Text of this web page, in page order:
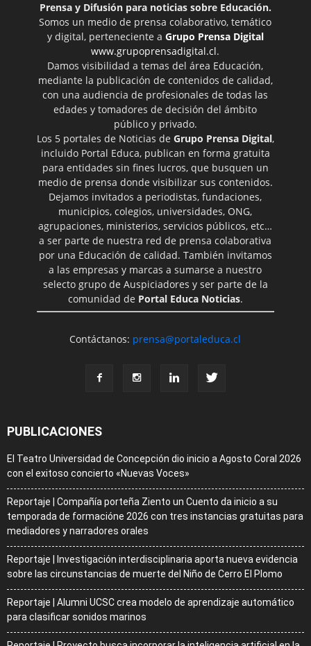
Prensa y Difusión para noticias sobre Educación.
Somos un medio de prensa colaborativo, temático
y digital, perteneciente a Grupo Prensa Digital
www.grupoprensadigital.cl.
Damos visibilidad a temas del área Educación,
mediante la publicación de contenidos de calidad,
con una audiencia de profesionales de todas las
edades y tomadores de decisión del ámbito
público y privado.
Los 5 portales de Noticias de Grupo Prensa Digital,
incluido Portal Educa, publican en forma gratuita
para entidades sin fines lucros, que busquen un
medio de prensa donde visibilizar sus contenidos.
Dejamos invitados a periodistas, fundaciones,
municipios, colegios, universidades, ONG,
agrupaciones, ministerios, servicios públicos, etc…
a ser parte de nuestra red de prensa colaborativa
por una Educación de calidad. También invitamos
a las empresas y marcas a sumarse a nuestro
selecto grupo de Auspiciadores y ser parte de la
comunidad de Portal Educa Noticias.
Contáctanos: prensa@portaleduca.cl
PUBLICACIONES
El Teatro Universidad de Concepción dio inicio a Agosto Coral 2026
con el exitoso concierto «Nuevas Voces»
Reportaje | Compañía porteña Ziento un Cuento da inicio a su
temporada de formacióne 2026 con tres instancias gratuitas para
mediadores y narradores orales
Reportaje | Investigación interdisciplinaria aporta nueva evidencia
sobre las circunstancias de muerte del Niño de Cerro El Plomo
Reportaje | Alumni UCSC crea modelo de aprendizaje automático
para clasificar sonidos marinos